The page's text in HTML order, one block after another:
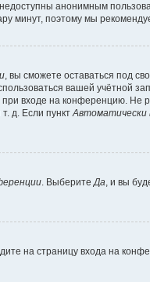
анонимным
минут, поэтому мы
, вы сможете оставаться под
вашей учётной
входе на конференцию. Не
д. Если пунктАвтоматически
. ВыберитеДа, и вы
на страницу входа на